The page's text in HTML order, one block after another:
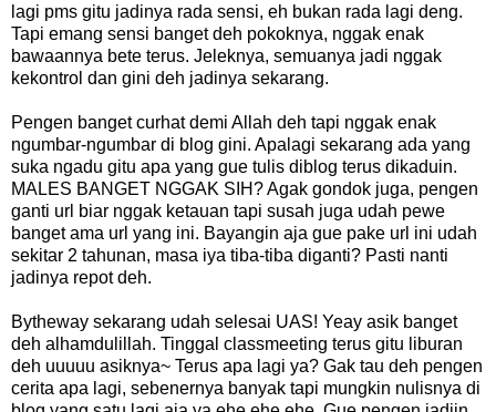
lagi pms gitu jadinya rada sensi, eh bukan rada lagi deng.
Tapi emang sensi banget deh pokoknya, nggak enak
bawaannya bete terus. Jeleknya, semuanya jadi nggak
kekontrol dan gini deh jadinya sekarang.
Pengen banget curhat demi Allah deh tapi nggak enak
ngumbar-ngumbar di blog gini. Apalagi sekarang ada yang
suka ngadu gitu apa yang gue tulis diblog terus dikaduin.
MALES BANGET NGGAK SIH? Agak gondok juga, pengen
ganti url biar nggak ketauan tapi susah juga udah pewe
banget ama url yang ini. Bayangin aja gue pake url ini udah
sekitar 2 tahunan, masa iya tiba-tiba diganti? Pasti nanti
jadinya repot deh.
Bytheway sekarang udah selesai UAS! Yeay asik banget
deh alhamdulillah. Tinggal classmeeting terus gitu liburan
deh uuuuu asiknya~ Terus apa lagi ya? Gak tau deh pengen
cerita apa lagi, sebenernya banyak tapi mungkin nulisnya di